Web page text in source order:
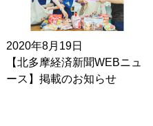
2020年8月19日
【北多摩経済新聞WEBニュ
ース】掲載のお知らせ